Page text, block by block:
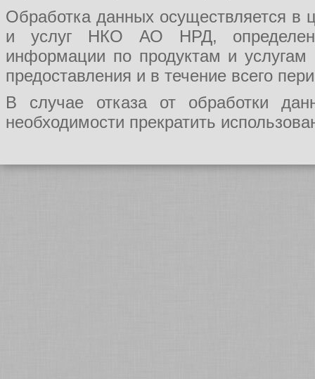
Обработка данных осуществляется в
и услуг НКО АО НРД, определения
информации по продуктам и
предоставления и в течение всего
В случае отказа от обработки
необходимости прекратить